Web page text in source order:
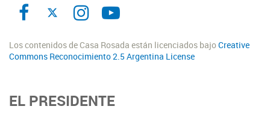
Los contenidos de Casa Rosada están licenciados bajoCreative
Commons Reconocimiento 2.5 Argentina License
EL PRESIDENTE